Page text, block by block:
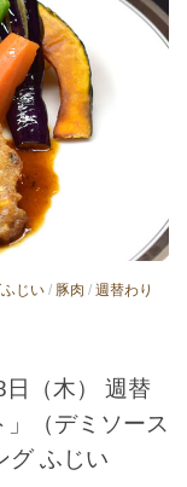
じい / 豚肉 / 週替わり
（木） 週替
（デミソース
グ ふじい